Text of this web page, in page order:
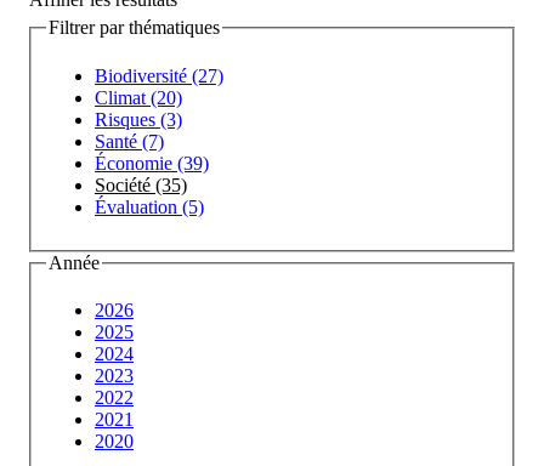
Filtrer par thématiques
Biodiversité (27)
Climat (20)
Risques (3)
Santé (7)
Économie (39)
Société (35)
Évaluation (5)
Année
2026
2025
2024
2023
2022
2021
2020